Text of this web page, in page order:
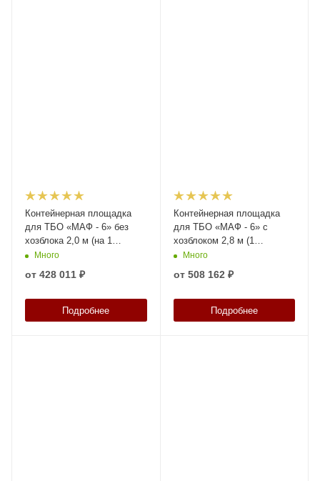
Контейнерная площадка
для ТБО «МАФ - 6» без
хозблока 2,0 м (на 1
контейнер)
Много
от 428 011 ₽
Подробнее
Контейнерная площадка
для ТБО «МАФ - 6» с
хозблоком 2,8 м (1
контейнер)
Много
от 508 162 ₽
Подробнее